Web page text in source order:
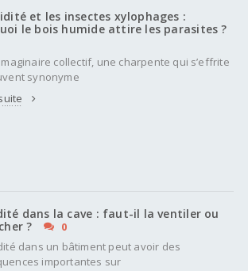
et les insectes xylophages :
le bois humide attire les parasites ?
collectif, une charpente qui s’effrite
synonyme
dans la cave : faut-il la ventiler ou
?
0
dans un bâtiment peut avoir des
importantes sur